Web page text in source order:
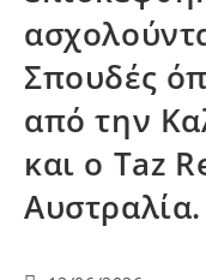
Σπουδές
από την
και ο Taz
Αυστραλία.